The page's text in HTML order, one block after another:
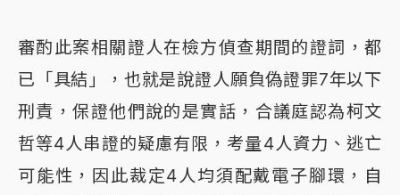
審酌此案相關證人在檢方偵查期間的證詞，都
已「具結」，也就是說證人願負偽證罪7年以下
刑責，保證他們說的是實話，合議庭認為柯文
哲等4人串證的疑慮有限，考量4人資力、逃亡
可能性，因此裁定4人均須配戴電子腳環，自